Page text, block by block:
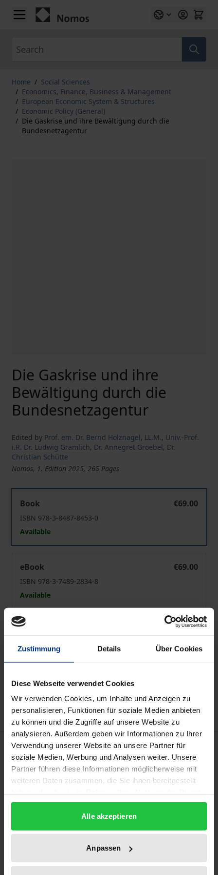
Zustimmung Details Über Cookies
Diese Webseite verwendet Cookies
Wir verwenden Cookies, um Inhalte und Anzeigen zu
personalisieren, Funktionen für soziale Medien anbieten
zu können und die Zugriffe auf unsere Website zu
analysieren. Außerdem geben wir Informationen zu Ihrer
Verwendung unserer Website an unsere Partner für
soziale Medien, Werbung und Analysen weiter. Unsere
Partner führen diese Informationen möglicherweise mit
weiteren Daten zusammen, die Sie ihnen bereitgestellt
gesammelt haben.
Alle akzeptieren
Anpassen
Skip to Content
Home / Social Sciences
/ Economics, Finance, Business & Management
/ European Economic System & Structures
/ Economic Policy (General)
/ Die Gaskrise und ihre Bewältigung durch die
Bundesnetzagentur
Die Gaskrise und ihre
Bewältigung durch die
Bundesnetzagentur
Edited by Prof. em. Dr. Bernd Holznagel, LL.M., Univ.-Prof.
i.R. Dr. Ludwig Gramlich, Dr. Annegret Groebel, Dr.
Christian Schütte
Nomos, 1. Edition 2025, 265 Pages
Book
€69.00
ISBN 978-3-8487-8453-0
Available
eBook
€69.00
ISBN 978-3-7489-2834-8
Available
Prices include VAT. Depending on the delivery address, VAT
may vary at checkout.
Add to Cart
Add to Wish List
Delivery cost notice
Description
This volume deals with the various strategies for
overcoming the gas crisis triggered by the Russian
attack on Ukraine. Due to the lack of Russian gas,
there was a risk of a gas shortage, and the rising
prices placed a massive burden on both the
ease the burden on the economy and households.